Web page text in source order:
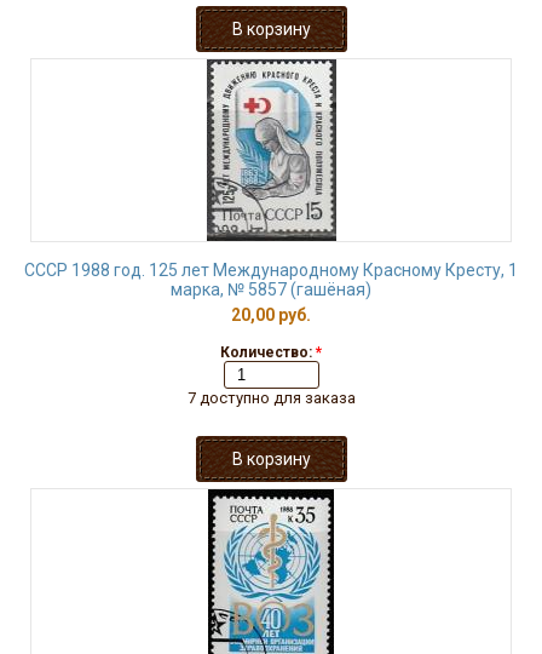
СССР 1988 год. 125 лет Международному Красному Кресту, 1
марка, № 5857 (гашёная)
20,00 руб.
Количество: *
7 доступно для заказа